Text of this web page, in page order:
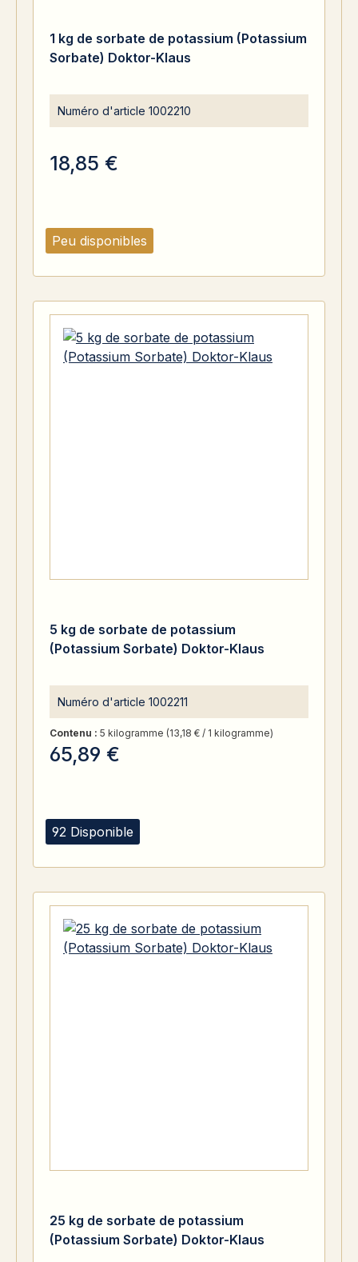
Peu disponibles
1 kg de sorbate de potassium (Potassium
Sorbate) Doktor-Klaus
Numéro d'article 1002210
18,85 €
92 Disponible
5 kg de sorbate de potassium
(Potassium Sorbate) Doktor-Klaus
Numéro d'article 1002211
Contenu : 5 kilogramme (13,18 € / 1 kilogramme)
65,89 €
25 kg de sorbate de potassium
(Potassium Sorbate) Doktor-Klaus